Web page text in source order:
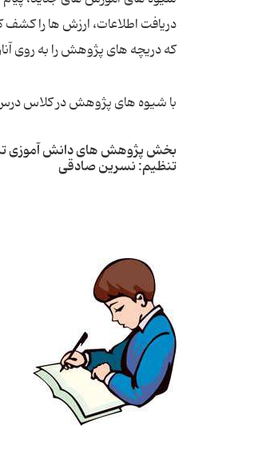
دریافت اطلاعات، ارزش ها را کشف
که دریچه های پژوهش را به روی
با شیوه های پژوهش در کلاس درس
بخش پژوهش های دانش آموزی
تنظیم: نسرین صادقی